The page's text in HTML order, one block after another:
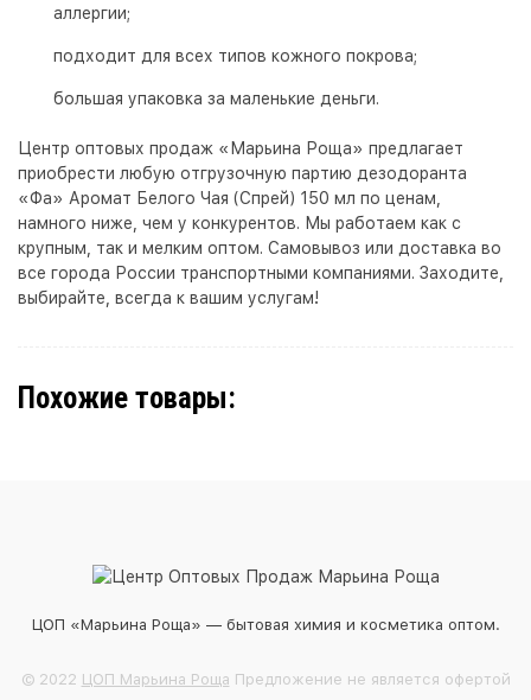
аллергии;
подходит для всех типов кожного покрова;
большая упаковка за маленькие деньги.
Центр оптовых продаж «Марьина Роща» предлагает
приобрести любую отгрузочную партию дезодоранта
«Фа» Аромат Белого Чая (Спрей) 150 мл по ценам,
намного ниже, чем у конкурентов. Мы работаем как с
крупным, так и мелким оптом. Самовывоз или доставка во
все города России транспортными компаниями. Заходите,
выбирайте, всегда к вашим услугам!
Похожие товары:
ЦОП «Марьина Роща» — бытовая химия и косметика оптом.
© 2022 ЦОП Марьина Роща Предложение не является офертой